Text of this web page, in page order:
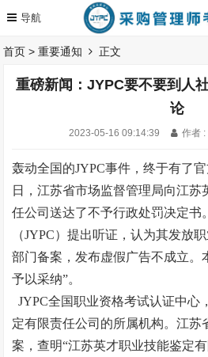
首页 >重要通知 正文
重磅新闻：JYPC要不要到人
论
2023-05-16 09:14:39 作者 :
轰动全国的JYPC事件，终于有了
日，江苏省市场监督管理局向江
任公司送达了不予行政处罚决定书
（JYPC）提出听证，认为其发放
部门备案，发布虚假广告不成立。
予以采纳”。
JYPC全国职业资格考试认证中心
定有限责任公司的所属机构。江苏
案，查明“江苏英才职业技能鉴定